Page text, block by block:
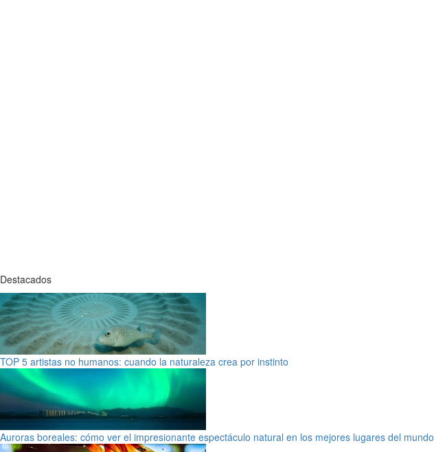
Destacados
TOP 5 artistas no humanos: cuando la naturaleza crea por instinto
Auroras boreales: cómo ver el impresionante espectáculo natural en los mejores lugares del mundo